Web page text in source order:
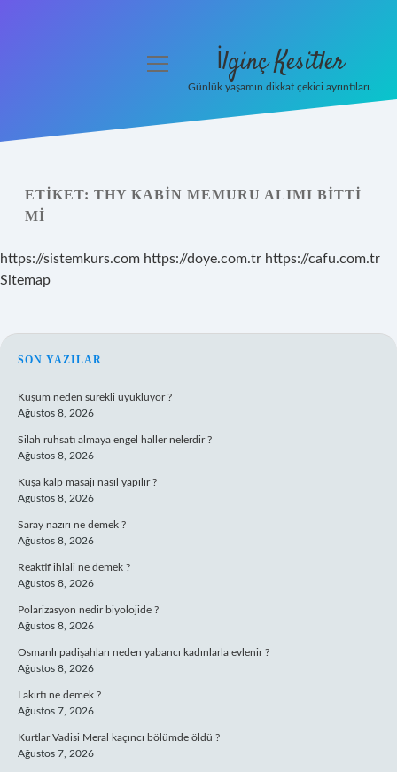
Yasal Uyarı
menüyü
İlginç Kesitler
Günlük yaşamın dikkat çekici ayrıntıları.
ETIKET: THY KABIN MEMURU ALIMI BITTI
MI
https://sistemkurs.com https://doye.com.tr https://cafu.com.tr
Sitemap
SIDEBAR
SON YAZILAR
Kuşum neden sürekli uyukluyor ?
Ağustos 8, 2026
Silah ruhsatı almaya engel haller nelerdir ?
Ağustos 8, 2026
Kuşa kalp masajı nasıl yapılır ?
Ağustos 8, 2026
Saray nazırı ne demek ?
Ağustos 8, 2026
Reaktif ihlali ne demek ?
Ağustos 8, 2026
Polarizasyon nedir biyolojide ?
Ağustos 8, 2026
Osmanlı padişahları neden yabancı kadınlarla evlenir ?
Ağustos 8, 2026
Lakırtı ne demek ?
Ağustos 7, 2026
Kurtlar Vadisi Meral kaçıncı bölümde öldü ?
Ağustos 7, 2026